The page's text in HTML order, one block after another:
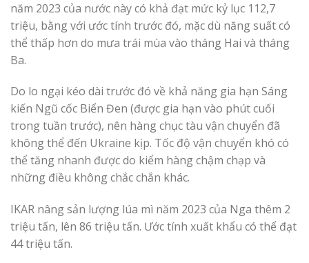
năm 2023 của nước này có khả đạt mức kỷ lục 112,7
triệu, bằng với ước tính trước đó, mặc dù năng suất có
thể thấp hơn do mưa trái mùa vào tháng Hai và tháng
Ba.
Do lo ngại kéo dài trước đó về khả năng gia hạn Sáng
kiến Ngũ cốc Biển Đen (được gia hạn vào phút cuối
trong tuần trước), nên hàng chục tàu vận chuyển đã
không thể đến Ukraine kịp. Tốc độ vận chuyển khó có
thể tăng nhanh được do kiểm hàng chậm chạp và
những điều không chắc chắn khác.
IKAR nâng sản lượng lúa mì ​​năm 2023 của Nga thêm 2
triệu tấn, lên 86 triệu tấn. Ước tính xuất khẩu có thể đạt
44 triệu tấn.